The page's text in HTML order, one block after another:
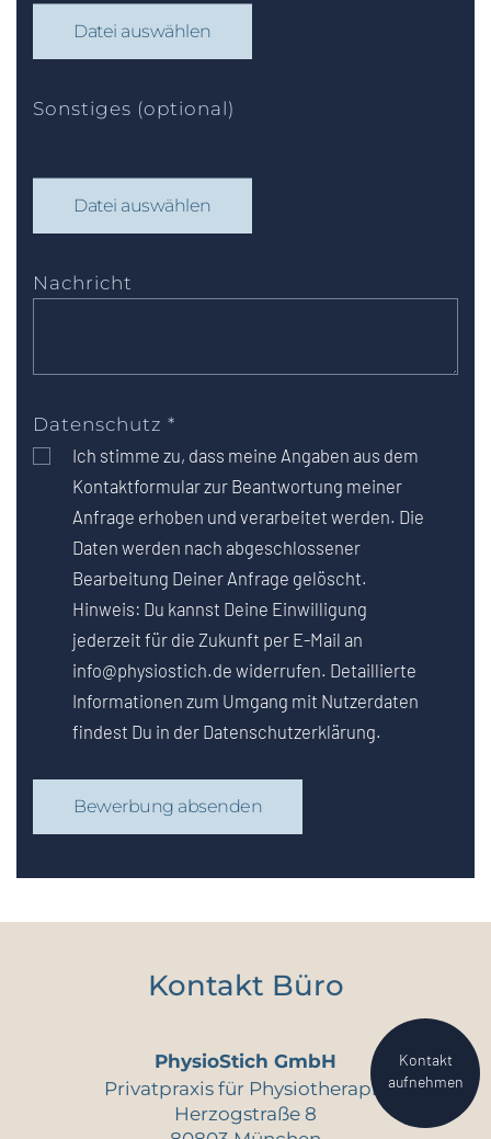
Datei auswählen
Sonstiges (optional)
Datei auswählen
Nachricht
Datenschutz *
Ich stimme zu, dass meine Angaben aus dem
Kontaktformular zur Beantwortung meiner
Anfrage erhoben und verarbeitet werden. Die
Daten werden nach abgeschlossener
Bearbeitung Deiner Anfrage gelöscht.
Hinweis: Du kannst Deine Einwilligung
jederzeit für die Zukunft per E-Mail an
info@physiostich.de widerrufen. Detaillierte
Informationen zum Umgang mit Nutzerdaten
findest Du in der Datenschutzerklärung.
Bewerbung absenden
Kontakt Büro
PhysioStich GmbH
Privatpraxis für Physiotherapie
Herzogstraße 8
Kontakt
aufnehmen